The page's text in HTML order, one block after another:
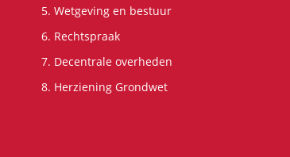
5. Wetgeving en bestuur
6. Rechtspraak
7. Decentrale overheden
8. Herziening Grondwet